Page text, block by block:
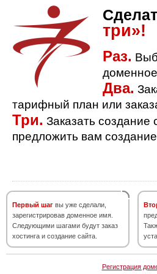
три»!
Раз.
Два.
тарифный план или
Три. Заказать
предложить вам
Первый шаг вы уже сделали,
зарегистрировав доменное имя.
Следующими шагами будут заказ
хостинга и создание сайта.
Регистрация